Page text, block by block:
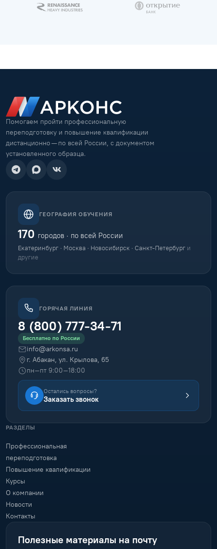
Помогаем пройти профессиональную
переподготовку и повышение квалификации
дистанционно — по всей России, с документом
установленного образца.
ГЕОГРАФИЯ ОБУЧЕНИЯ
170 городов · по всей России
Екатеринбург · Москва · Новосибирск · Санкт-Петербург и
другие
ГОРЯЧАЯ ЛИНИЯ
8 (800) 777-34-71
Бесплатно по России
info@arkonsa.ru
г. Абакан, ул. Крылова, 65
пн–пт 9:00–18:00
Остались вопросы?
Заказать звонок
РАЗДЕЛЫ
Профессиональная
переподготовка
Повышение квалификации
Курсы
О компании
Новости
Контакты
Полезные материалы на почту